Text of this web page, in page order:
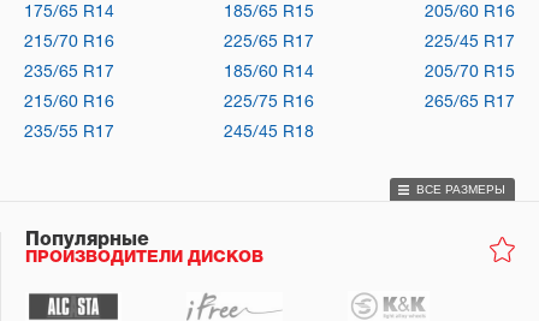
175/65 R14
185/65 R15
205/60 R16
215/70 R16
225/65 R17
225/45 R17
235/65 R17
185/60 R14
205/70 R15
215/60 R16
225/75 R16
265/65 R17
235/55 R17
245/45 R18
ВСЕ РАЗМЕРЫ
Популярные
ПРОИЗВОДИТЕЛИ ДИСКОВ